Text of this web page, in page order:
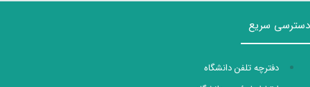
دسترسی سریع
دفترچه تلفن دانشگاه